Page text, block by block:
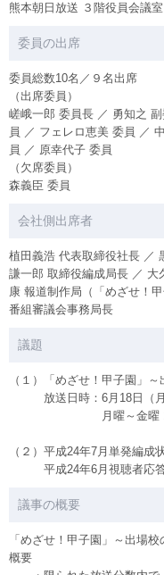
熊本朝日放送 ３階役員会議
委員の出席
委員総数10名／９名出席
（出席委員）
嵯峨一郎 委員長 ／ 勇知之
員 ／ フェレロ恵美 委員 ／
員 ／ 原幸代子 委員
（欠席委員）
森義臣 委員
会社側出席者
植田義浩 代表取締役社長 ／
謙一郎 取締役編成局長 ／ 大
康 報道制作局（「めざせ！
番組審議会事務局長
議題
（１）「めざせ！甲子園」
放送日時：6月18日（月
月曜～金曜 18時
（２）平成24年7月単発編成
平成24年6月視聴者応答
議事の概要
「めざせ！甲子園」～出場
概要